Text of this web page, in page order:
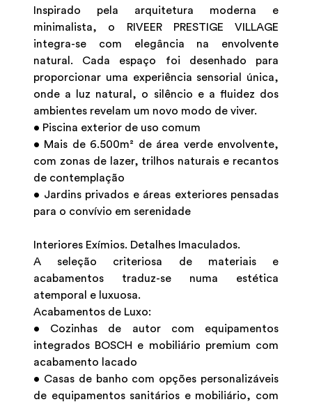
Inspirado pela arquitetura moderna e
minimalista, o RIVEER PRESTIGE VILLAGE
integra-se com elegância na envolvente
natural. Cada espaço foi desenhado para
proporcionar uma experiência sensorial única,
onde a luz natural, o silêncio e a fluidez dos
ambientes revelam um novo modo de viver.
• Piscina exterior de uso comum
• Mais de 6.500m² de área verde envolvente,
com zonas de lazer, trilhos naturais e recantos
de contemplação
• Jardins privados e áreas exteriores pensadas
para o convívio em serenidade
Interiores Exímios. Detalhes Imaculados.
A seleção criteriosa de materiais e
acabamentos traduz-se numa estética
atemporal e luxuosa.
Acabamentos de Luxo:
• Cozinhas de autor com equipamentos
integrados BOSCH e mobiliário premium com
acabamento lacado
• Casas de banho com opções personalizáveis
de equipamentos sanitários e mobiliário, com